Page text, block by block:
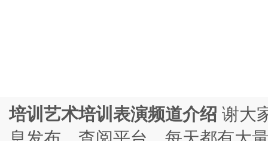
培训艺术培训表演频道介绍 谢大